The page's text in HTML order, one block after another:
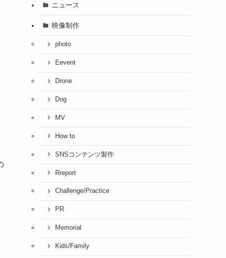
ニュース
映像制作
photo
Eevent
Drone
Dog
MV
How to
SNSコンテンツ製作
Rreport
Challenge/Practice
PR
Memorial
Kids/Family